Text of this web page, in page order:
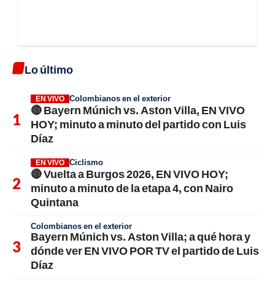
Lo último
EN VIVO Colombianos en el exterior
🔴 Bayern Múnich vs. Aston Villa, EN VIVO
HOY; minuto a minuto del partido con Luis
Díaz
EN VIVO Ciclismo
🔴 Vuelta a Burgos 2026, EN VIVO HOY;
minuto a minuto de la etapa 4, con Nairo
Quintana
Colombianos en el exterior
Bayern Múnich vs. Aston Villa; a qué hora y
dónde ver EN VIVO POR TV el partido de Luis
Díaz